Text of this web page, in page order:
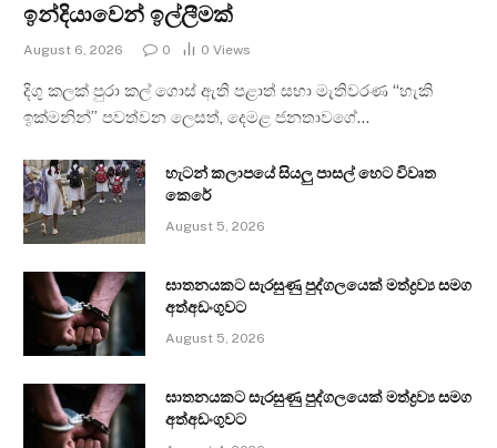
ඉන්දියාවෙන් ඉල්ලීමක්
August 6, 2026 0 0 Views
දිගු කලක් පුරා කල් ගොස් ඇති පළාත් සභා මැතිවරණ “හැකි
ඉක්මනින්” පවත්වන ලෙසත්, දෙමළ ජනතාවගේ…
හැටන් කලාපයේ සියලු පාසල් හෙට විවෘත
කෙරේ
August 5, 2026
ඝාතනයකට සැරසුණු පුද්ගලයෙක් මත්ද්‍රව්‍ය සමග
අත්අඩංගුවට
August 5, 2026
ඝාතනයකට සැරසුණු පුද්ගලයෙක් මත්ද්‍රව්‍ය සමග
අත්අඩංගුවට